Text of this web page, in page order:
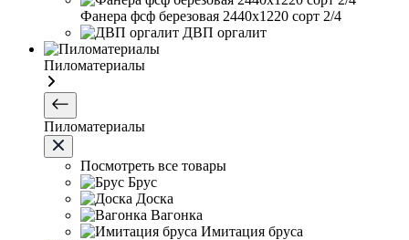
Фанера фсф березовая 2440х1220 сорт 2/4
ДВП оргалит
Пиломатериалы
Пиломатериалы
Посмотреть все товары
Брус
Доска
Вагонка
Имитация бруса